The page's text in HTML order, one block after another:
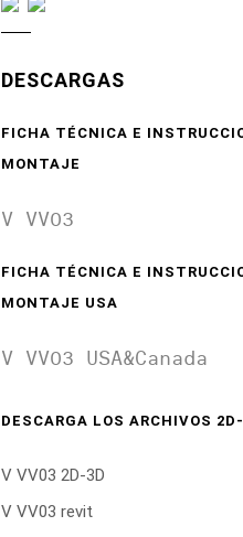
DESCARGAS
FICHA TÉCNICA E
MONTAJE
V VV03
FICHA TÉCNICA E
MONTAJE USA
V VV03 USA&Canada
DESCARGA LOS ARCHIVOS
V VV03 2D-3D
V VV03 revit